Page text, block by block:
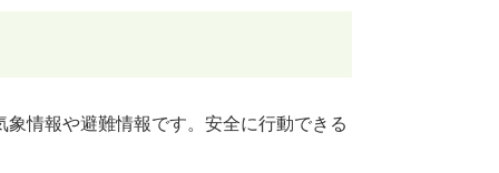
情報や避難情報です。安全に行動できる